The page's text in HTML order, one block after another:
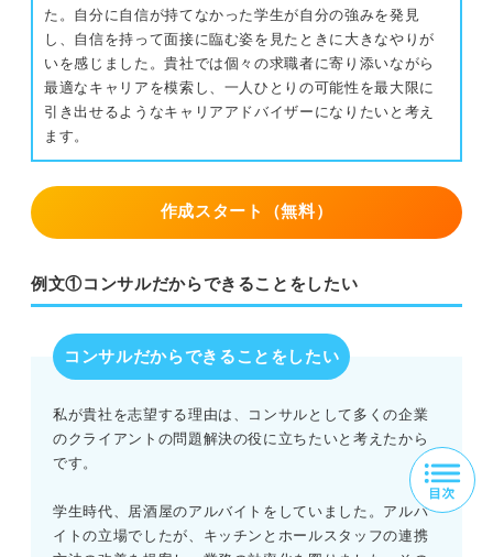
た。自分に自信が持てなかった学生が自分の強みを発見
し、自信を持って面接に臨む姿を見たときに大きなやりが
いを感じました。貴社では個々の求職者に寄り添いながら
最適なキャリアを模索し、一人ひとりの可能性を最大限に
引き出せるようなキャリアアドバイザーになりたいと考え
ます。
作成スタート（無料）
例文①コンサルだからできることをしたい
コンサルだからできることをしたい
私が貴社を志望する理由は、コンサルとして多くの企業
のクライアントの問題解決の役に立ちたいと考えたから
です。
学生時代、居酒屋のアルバイトをしていました。アルバ
イトの立場でしたが、キッチンとホールスタッフの連携